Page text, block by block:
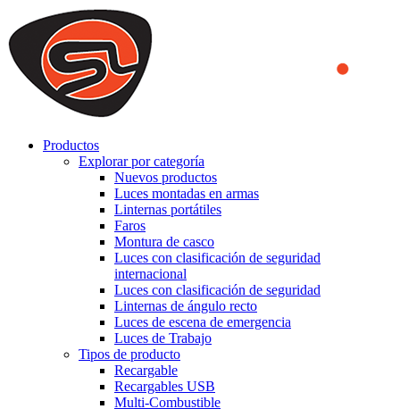
We use cookies to ensure that we provide you the best experience
on our website. By continuing to browse this website, you accept
that cookies are used to help us analyze how the website is used and
to offer you a better experience. To learn more or to find out how
you can disable cookies, you can access our
Productos
Explorar por categoría
Nuevos productos
Luces montadas en armas
Linternas portátiles
Faros
Montura de casco
Luces con clasificación de seguridad
internacional
Luces con clasificación de seguridad
Linternas de ángulo recto
Luces de escena de emergencia
Luces de Trabajo
Tipos de producto
Recargable
Recargables USB
Multi-Combustible